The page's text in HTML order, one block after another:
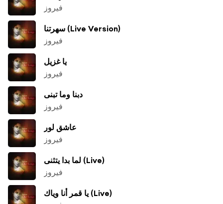
فيروز
سهرتنا (Live Version)
فيروز
يا غزيل
فيروز
دبنا وما تبنى
فيروز
عاشق لور
فيروز
لما بدا يتثنى (Live)
فيروز
يا قمر أنا وياك (Live)